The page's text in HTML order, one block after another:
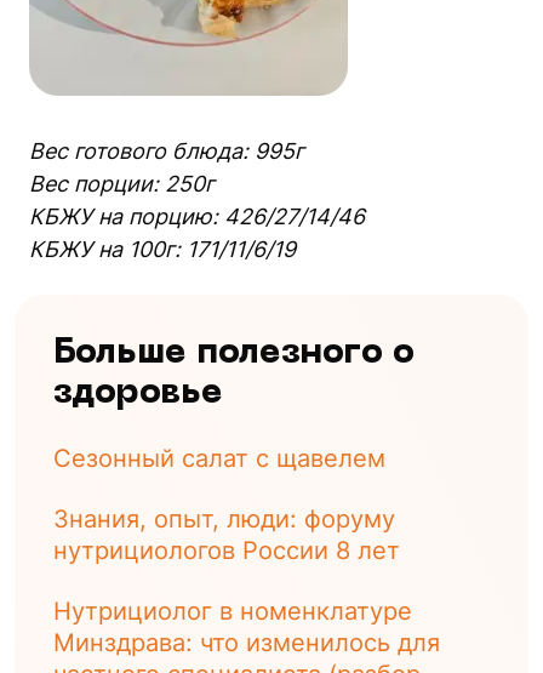
Вес готового блюда: 995г
Вес порции: 250г
КБЖУ на порцию: 426/27/14/46
КБЖУ на 100г: 171/11/6/19
Больше полезного о
здоровье
Сезонный салат с щавелем
Знания, опыт, люди: форуму
нутрициологов России 8 лет
Нутрициолог в номенклатуре
Минздрава: что изменилось для